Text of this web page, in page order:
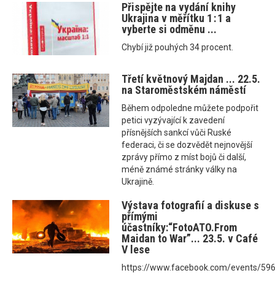
Přispějte na vydání knihy
Ukrajina v měřítku 1 : 1 a
vyberte si odměnu ...
Chybí již pouhých 34 procent.
Třetí květnový Majdan ... 22.5.
na Staroměstském náměstí
Během odpoledne můžete podpořit
petici vyzývající k zavedení
přísnějších sankcí vůči Ruské
federaci, či se dozvědět nejnovější
zprávy přímo z míst bojů či další,
méně známé stránky války na
Ukrajině.
Výstava fotografií a diskuse s
přímými
účastníky:“FotoATO.From
Maidan to War”... 23.5. v Café
V lese
https://www.facebook.com/events/